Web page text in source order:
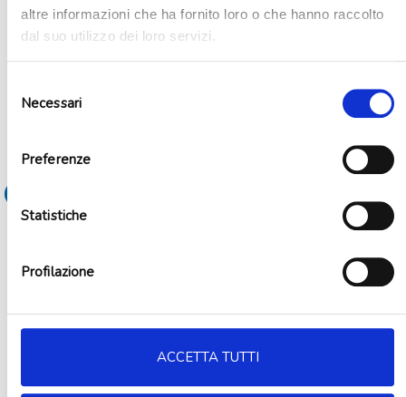
altre informazioni che ha fornito loro o che hanno raccolto
dal suo utilizzo dei loro servizi.
delNecessari
Preferenze
Statistiche
Profilazione
ACCETTA TUTTI
Kit party boy or girl 8 persone